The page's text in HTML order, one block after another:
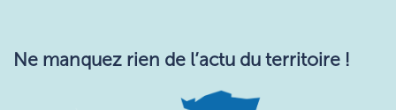
Ne manquez rie​n de l’actu du territoire !